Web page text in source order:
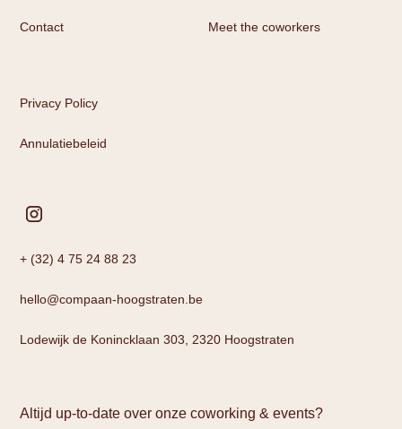
Contact Meet the coworkers
Privacy Policy
Annulatiebeleid
+ (32) 4 75 24 88 23
hello@compaan-hoogstraten.be
Lodewijk de Konincklaan 303, 2320 Hoogstraten
Altijd up-to-date over onze coworking & events?